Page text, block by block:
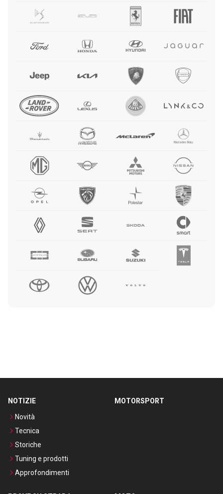
NOTIZIE
Novità
Tecnica
Storiche
Tuning e prodotti
Approfondimenti
MOTORSPORT